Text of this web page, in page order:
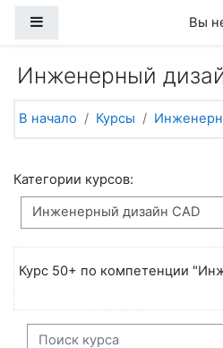
Вы
Инженерный
В начало Курсы
Категории курсов:
Курс 50+ по компетенции
Поиск курса